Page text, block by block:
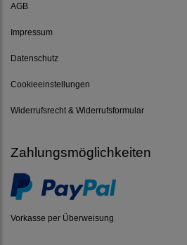
AGB
Impressum
Datenschutz
Cookieeinstellungen
Widerrufsrecht & Widerrufsformular
Zahlungsmöglichkeiten
Vorkasse per Überweisung